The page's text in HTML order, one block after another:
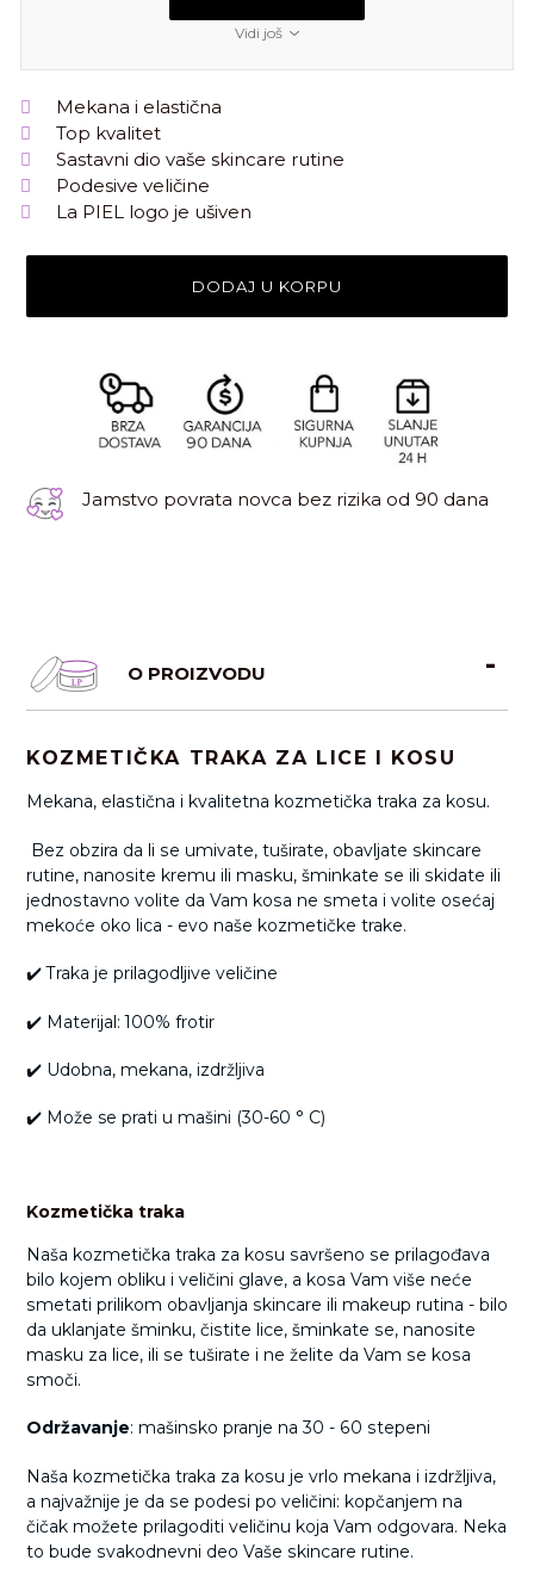
Vidi još
Mekana i elastična
Top kvalitet
Sastavni dio vaše skincare rutine
Podesive veličine
La PIEL logo je ušiven
DODAJ U KORPU
Jamstvo povrata novca bez rizika od 90 dana
O PROIZVODU
KOZMETIČKA TRAKA ZA LICE I KOSU
Mekana, elastična i kvalitetna kozmetička traka za kosu.
Bez obzira da li se umivate, tuširate, obavljate skincare
rutine, nanosite kremu ili masku, šminkate se ili skidate ili
jednostavno volite da Vam kosa ne smeta i volite osećaj
mekoće oko lica - evo naše kozmetičke trake.
✔️ Traka je prilagodljive veličine
✔️ Materijal: 100% frotir
✔️ Udobna, mekana, izdržljiva
✔️ Može se prati u mašini (30-60 ° C)
Kozmetička traka
Naša kozmetička traka za kosu savršeno se prilagođava
bilo kojem obliku i veličini glave, a kosa Vam više neće
smetati prilikom obavljanja skincare ili makeup rutina - bilo
da uklanjate šminku, čistite lice, šminkate se, nanosite
masku za lice, ili se tuširate i ne želite da Vam se kosa
smoči.
Održavanje: mašinsko pranje na 30 - 60 stepeni
Naša kozmetička traka za kosu je vrlo mekana i izdržljiva,
a najvažnije je da se podesi po veličini: kopčanjem na
čičak možete prilagoditi veličinu koja Vam odgovara. Neka
to bude svakodnevni deo Vaše skincare rutine.